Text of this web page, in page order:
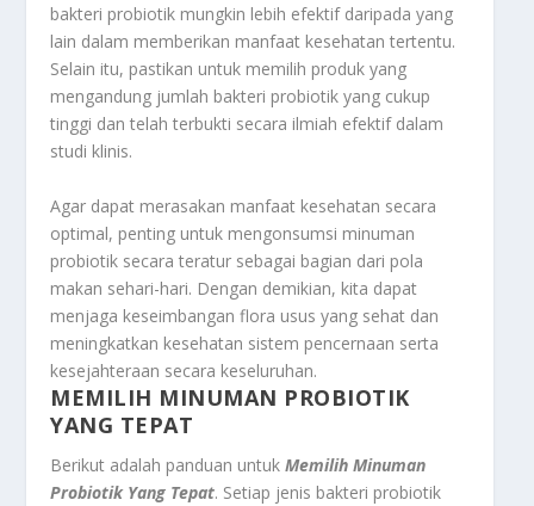
bakteri probiotik mungkin lebih efektif daripada yang
lain dalam memberikan manfaat kesehatan tertentu.
Selain itu, pastikan untuk memilih produk yang
mengandung jumlah bakteri probiotik yang cukup
tinggi dan telah terbukti secara ilmiah efektif dalam
studi klinis.
Agar dapat merasakan manfaat kesehatan secara
optimal, penting untuk mengonsumsi minuman
probiotik secara teratur sebagai bagian dari pola
makan sehari-hari. Dengan demikian, kita dapat
menjaga keseimbangan flora usus yang sehat dan
meningkatkan kesehatan sistem pencernaan serta
kesejahteraan secara keseluruhan.
MEMILIH MINUMAN PROBIOTIK
YANG TEPAT
Berikut adalah panduan untukMemilih Minuman
Probiotik Yang Tepat. Setiap jenis bakteri probiotik